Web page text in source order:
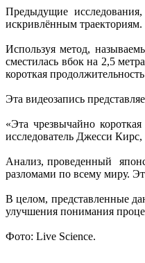
Предыдущие
искривлённым
Используя метод,
сместилась вбок на 2,5
короткая
Эта видеозапись
«Эта чрезвычайно
исследователь Джесси
Анализ, проведенный
разломами по всему миру.
В целом, представленные
улучшения понимания
Фото: Live Science.